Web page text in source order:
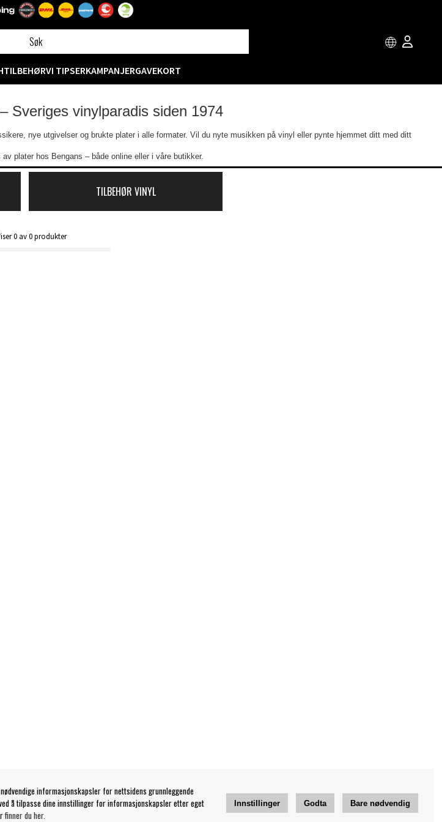
TILBEHØRVI TIPSERKAMPANJERGAVEKORT
Sveriges vinylparadis siden 1974
nye utgivelser og brukte plater i alle formater. Vil du nyte musikken på vinyl eller pynte hjemmet ditt med ditt
plater hos Bengans – både online eller i våre butikker.
TILBEHØR VINYL
0av0produkter
informasjonskapsler for nettsidens grunnleggende
å tilpasse dine innstillinger for informasjonskapsler etter eget
finner du her.
Innstillinger Godta Bare nødvendig